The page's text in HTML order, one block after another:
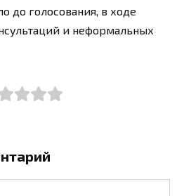
до голосования, в ходе
и неформальных